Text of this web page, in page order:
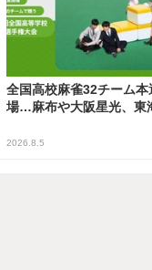
全国高校麻雀32チーム本
場…麻布や大阪星光、東
2026.8.5